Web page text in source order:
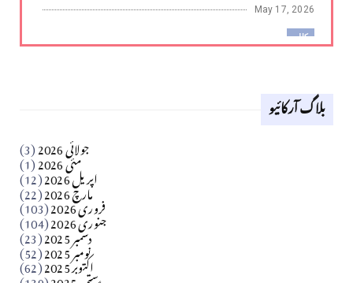
May 17, 2026
کالم
Apr 18, 2026
بلاگ آرکائیو
جولائی 2026 (3) مئی 2026 (1) اپریل 2026 (12) مارچ 2026 (22) فروری 2026 (103) جنوری 2026 (104) دسمبر 2025 (23) نومبر 2025 (52) اکتوبر 2025 (62)